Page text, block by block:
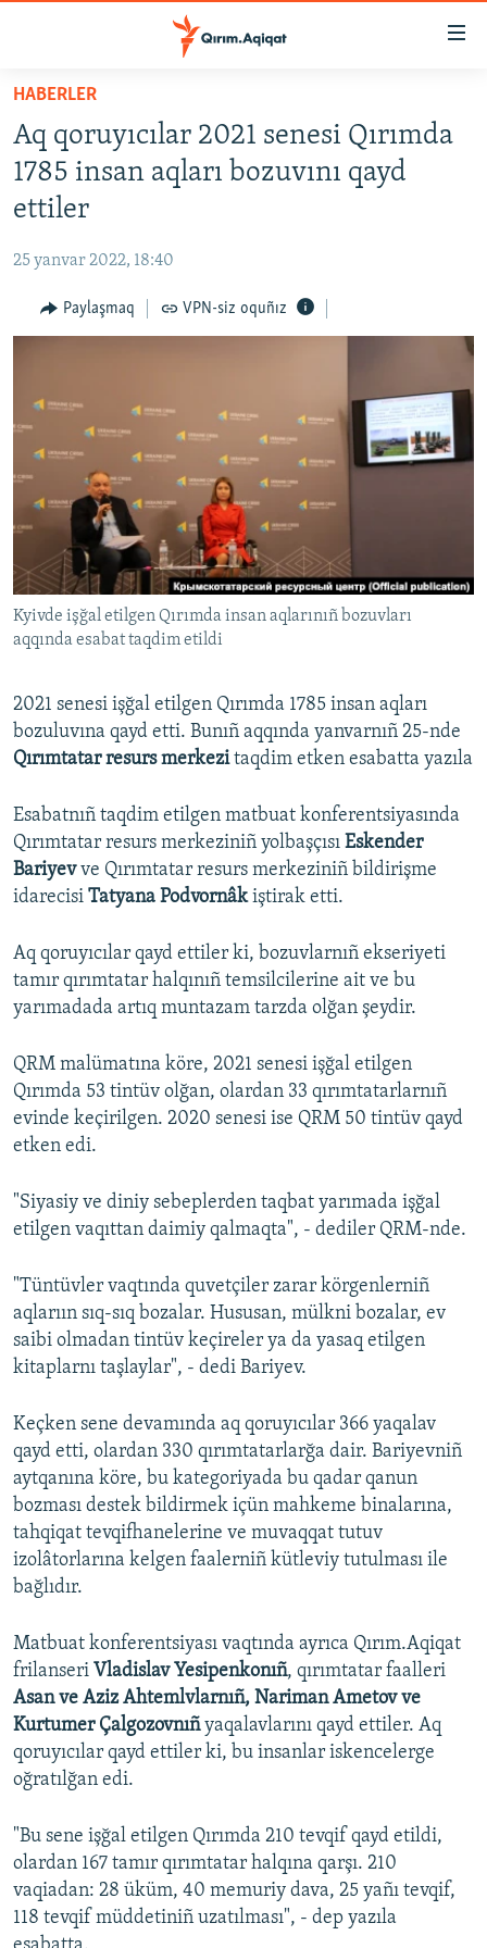
Esas
qaytmaq
Baş
navigatsiyağa
qaytmaq
Qıdıruvğa
qaytmaq
SİYASET
İQTİSADİYAT
MEDENİYET
İNSAN AQLARI
BLOGLAR
Русский
Українською
QOŞULIÑIZ!
RFE/RS bütün saytları
HABERLER
Aq qoruyıcılar 2021 senesi Qırımda
1785 insan aqları bozuvını qayd
ettiler
25 yanvar 2022, 18:40
Paylaşmaq VPN-siz oquñız
Kyivde işğal etilgen Qırımda insan aqlarınıñ bozuvları
aqqında esabat taqdim etildi
2021 senesi işğal etilgen Qırımda 1785 insan aqları
bozuluvına qayd etti. Bunıñ aqqında yanvarnıñ 25-nde
Qırımtatar resurs merkezitaqdim etken esabatta yazıla
Esabatnıñ taqdim etilgen matbuat konferentsiyasında
Qırımtatar resurs merkeziniñ yolbaşçısı Eskender
Bariyevve Qırımtatar resurs merkeziniñ bildirişme
idarecisi Tatyana Podvornâkiştirak etti.
Aq qoruyıcılar qayd ettiler ki, bozuvlarnıñ ekseriyeti
tamır qırımtatar halqınıñ temsilcilerine ait ve bu
yarımadada artıq muntazam tarzda olğan şeydir.
QRM malümatına köre, 2021 senesi işğal etilgen
Qırımda 53 tintüv olğan, olardan 33 qırımtatarlarnıñ
evinde keçirilgen. 2020 senesi ise QRM 50 tintüv qayd
etken edi.
"Siyasiy ve diniy sebeplerden taqbat yarımada işğal
etilgen vaqıttan daimiy qalmaqta", - dediler QRM-nde.
"Tüntüvler vaqtında quvetçiler zarar körgenlerniñ
aqlarıın sıq-sıq bozalar. Hususan, mülkni bozalar, ev
saibi olmadan tintüv keçireler ya da yasaq etilgen
kitaplarnı taşlaylar", - dedi Bariyev.
Keçken sene devamında aq qoruyıcılar 366 yaqalav
qayd etti, olardan 330 qırımtatarlarğa dair. Bariyevniñ
aytqanına köre, bu kategoriyada bu qadar qanun
bozması destek bildirmek içün mahkeme binalarına,
tahqiqat tevqifhanelerine ve muvaqqat tutuv
izolâtorlarına kelgen faalerniñ kütleviy tutulması ile
bağlıdır.
Matbuat konferentsiyası vaqtında ayrıca Qırım.Aqiqat
frilanseri Vladislav Yesipenkonıñ, qırımtatar faalleri
Asan ve Aziz Ahtemlvlarnıñ, Nariman Ametov ve
Kurtumer Çalgozovnıñyaqalavlarını qayd ettiler. Aq
qoruyıcılar qayd ettiler ki, bu insanlar iskencelerge
oğratılğan edi.
"Bu sene işğal etilgen Qırımda 210 tevqif qayd etildi,
olardan 167 tamır qırımtatar halqına qarşı. 210
vaqiadan: 28 üküm, 40 memuriy dava, 25 yañı tevqif,
118 tevqif müddetiniñ uzatılması", - dep yazıla